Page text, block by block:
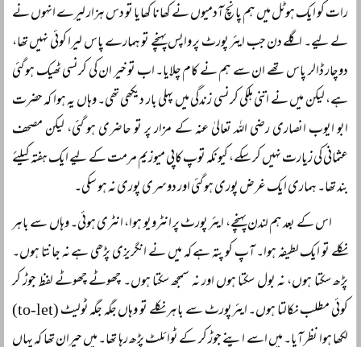
رات کو ایک ہوٹل میں ہم پانچ آدمیوں نے کھانا کھایا تو دس ہزار لیرے انہوں نے
لے لیے۔ اگلے دن جب ایئر پورٹ پر واپس پہنچے تو ہمارے پاس لیرا کوئی نہیں تھا،
دوچار ڈالر پاس تھے ان سے ہم نے کام چلایا۔ اب تو خیر ان کی کرنسی ٹھیک ہو گئی
ہے، لیکن میں نے اتنی ہلکی کرنسی زندگی میں پہلی بار دیکھی تھی۔ وہاں یہ ہوا کہ حضرت
ابو ایوب انصاری رضی اللہ تعالیٰ عنہ کے مزار پر تو حاضری ہو گئی، لیکن مصحف
عثمانی کی زیارت نہیں کر سکے، کیونکہ توپ کاپی میوزیم مرمت کے لیے ایک ہفتہ کیلئے
بند تھا۔ ہماری ایک غرض پوری ہو گئی اور دوسری پوری نہ ہو سکی۔
اس کے بعد ہم لندن پہنچے، ایئر پورٹ پر انٹرویو ہوا، انٹری ہوئی۔ وہاں سے باہر
نکلے تو ایک لطیفہ ہوا۔ آپ کو پتہ ہے کہ میں نے انگریزی پڑھی ہے نہ جانتا ہوں۔
پڑھ سکتا ہوں، نہ بول سکتا ہوں اور نہ سمجھ سکتا ہوں۔ چھوٹے چھوٹے لفظ جوڑ کر
کوئی مطلب نکالتا ہوں۔ ایئرپورٹ سے باہر نکلے تو وہاں جگہ جگہ ٹولیٹ (to-let)
لکھا ہوا نظر آیا۔ میں اسے اپنے جوڑ کر کے ٹوائلٹ پڑھ رہا تھا۔ میں حیران تھا کہ یہاں